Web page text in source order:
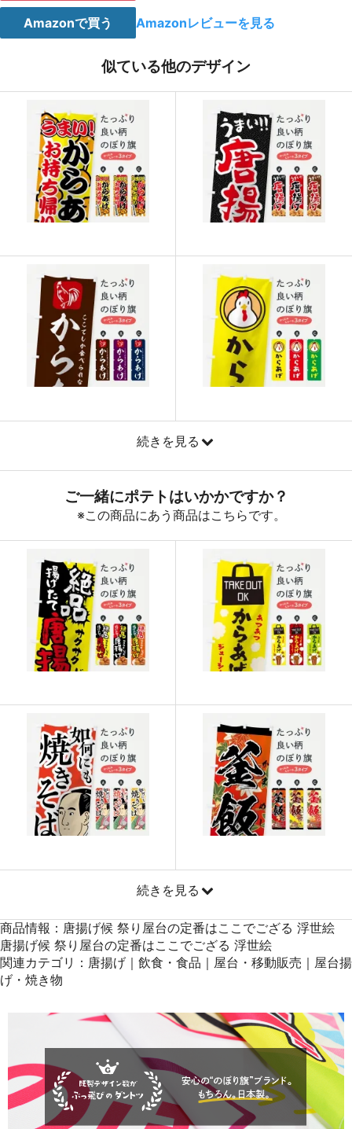
21 921
22 919
917
24 915 21960
25 913 22825
26 911 23686
27 909 24543
28 907 25396
31 901 27931
32 899 28768
33 897 29601
34 895 30430
890
37 888 32856
887 33706
40 883 35320
41 880 36080
42 878 36876
43 876 37668
45 874 39330
46 873 40158
47 872 40984
48 871 41808
49 869 42581
Amazonで買う Amazonレビューを見る
似ている他のデザイン
続きを見る
続きを見る
商品情報：唐揚げ候 祭り屋台の定番はここでござる 浮世絵
唐揚げ候 祭り屋台の定番はここでござる 浮世絵
関連カテゴリ：唐揚げ｜飲食・食品｜屋台・移動販売｜屋台揚
げ・焼き物